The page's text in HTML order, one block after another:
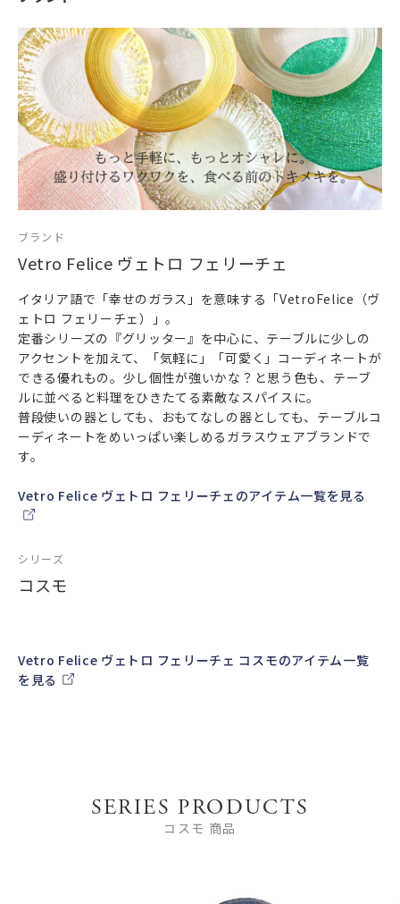
ブランド
Vetro Felice ヴェトロ フェリーチェ
イタリア語で「幸せのガラス」を意味する「VetroFelice（ヴ
ェトロ フェリーチェ）」。
定番シリーズの『グリッター』を中心に、テーブルに少しの
アクセントを加えて、「気軽に」「可愛く」コーディネートが
できる優れもの。少し個性が強いかな？と思う色も、テーブ
ルに並べると料理をひきたてる素敵なスパイスに。
普段使いの器としても、おもてなしの器としても、テーブルコ
ーディネートをめいっぱい楽しめるガラスウェアブランドで
す。
Vetro Felice ヴェトロ フェリーチェのアイテム一覧を見る
シリーズ
コスモ
Vetro Felice ヴェトロ フェリーチェ コスモのアイテム一覧
を見る
SERIES PRODUCTS
コスモ 商品